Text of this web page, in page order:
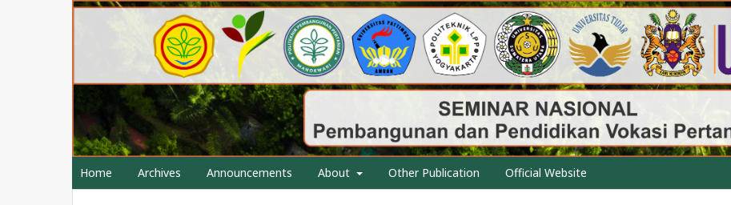
Home Archives Announcements About Other Publication Official Website